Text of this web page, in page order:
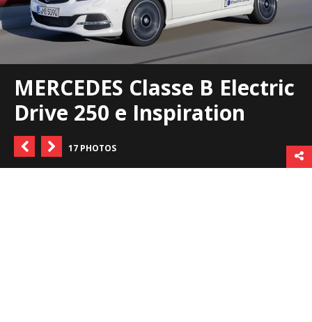
MERCEDES Classe B Electric
Drive 250 e Inspiration
17 PHOTOS